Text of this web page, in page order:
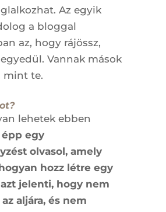
Az egyik
a bloggal
az, hogy rájössz,
Vannak mások
mint te.
lehetek ebben
épp egy
olvasol, amely
hozz létre egy
jelenti, hogy nem
aljára, és nem